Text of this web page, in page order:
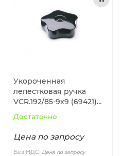
Укороченная
лепестковая ручка
VCR.192/85-9x9 (69421)
Достаточно
Цена по запросу
Без НДС: Цена по запросу